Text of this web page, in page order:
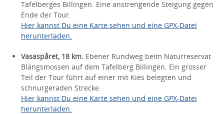
Tafelberges Billingen. Eine anstrengende Steigung gegen
Ende der Tour.
Hier kannst Du eine Karte sehen und eine GPX-Datei
herunterladen.
Vasaspåret, 18 km. Ebener Rundweg beim Naturreservat
Blängsmossen auf dem Tafelberg Billingen. Ein grosser
Teil der Tour führt auf einer mit Kies belegten und
schnurgeraden Strecke.
Hier kannst Du eine Karte sehen und eine GPX-Datei
herunterladen.